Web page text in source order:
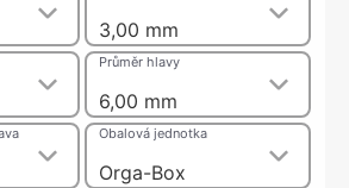
3,00 mm
6,00 mm
Průměr hlavy
Orga-Box
Obalová jednotka